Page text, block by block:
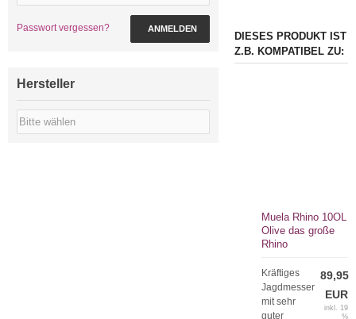
DIESES PRODUKT IST
Z.B. KOMPATIBEL ZU:
Muela Rhino 10OL
Olive das große
Rhino
Kräftiges
Jagdmesser
mit sehr
guter
89,95
EUR
inkl. 19
%
Passwort vergessen? ANMELDEN
Hersteller